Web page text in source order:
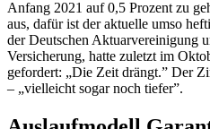
Anfang 2021 auf 0,5 Prozent zu
aus, dafür ist der aktuelle umso
der Deutschen Aktuarvereinigung
Versicherung, hatte zuletzt im
gefordert: „Die Zeit drängt.” Der
– „vielleicht sogar noch tiefer”.